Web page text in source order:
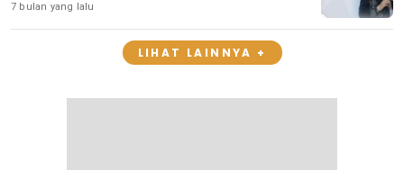
7 bulan yang lalu
LIHAT LAINNYA +